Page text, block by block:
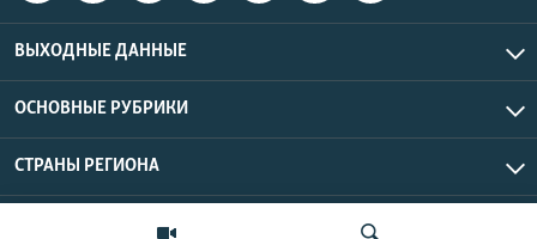
ВЫХОДНЫЕ ДАННЫЕ
ОСНОВНЫЕ РУБРИКИ
СТРАНЫ РЕГИОНА
Азаттык Азия © 2026 RFE/RL, Inc. | Все права защищены.